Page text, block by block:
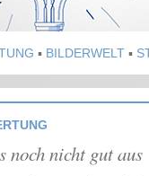
BILDERWELT
noch nicht gut aus